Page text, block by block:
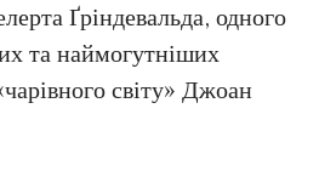
Ґріндевальда, одного
та наймогутніших
світу» Джоан